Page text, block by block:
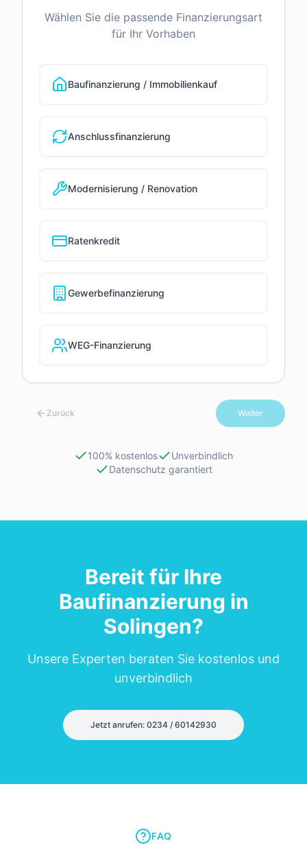
Wählen Sie die passende Finanzierungsart
für Ihr Vorhaben
Baufinanzierung / Immobilienkauf
Anschlussfinanzierung
Modernisierung / Renovation
Ratenkredit
Gewerbefinanzierung
WEG-Finanzierung
Zurück Weiter
100% kostenlos
Unverbindlich
Datenschutz garantiert
Bereit für Ihre
Baufinanzierung in
Solingen?
Unsere Experten beraten Sie kostenlos und
unverbindlich
Jetzt anrufen: 0234 / 60142930
FAQ